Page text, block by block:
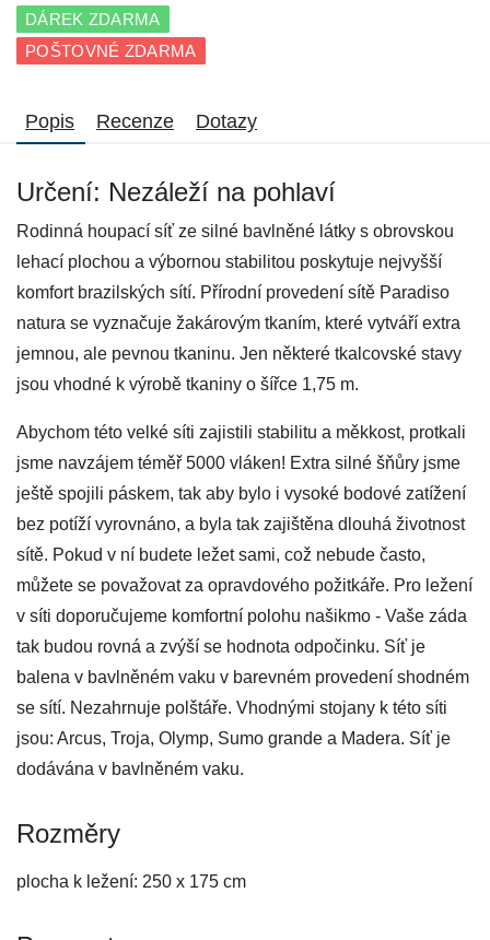
DÁREK ZDARMA
POŠTOVNÉ ZDARMA
Popis Recenze Dotazy
Určení: Nezáleží na pohlaví
Rodinná houpací síť ze silné bavlněné látky s obrovskou
lehací plochou a výbornou stabilitou poskytuje nejvyšší
komfort brazilských sítí. Přírodní provedení sítě Paradiso
natura se vyznačuje žakárovým tkaním, které vytváří extra
jemnou, ale pevnou tkaninu. Jen některé tkalcovské stavy
jsou vhodné k výrobě tkaniny o šířce 1,75 m.
Abychom této velké síti zajistili stabilitu a měkkost, protkali
jsme navzájem téměř 5000 vláken! Extra silné šňůry jsme
ještě spojili páskem, tak aby bylo i vysoké bodové zatížení
bez potíží vyrovnáno, a byla tak zajištěna dlouhá životnost
sítě. Pokud v ní budete ležet sami, což nebude často,
můžete se považovat za opravdového požitkáře. Pro ležení
v síti doporučujeme komfortní polohu našikmo - Vaše záda
tak budou rovná a zvýší se hodnota odpočinku. Síť je
balena v bavlněném vaku v barevném provedení shodném
se sítí. Nezahrnuje polštáře. Vhodnými stojany k této síti
jsou: Arcus, Troja, Olymp, Sumo grande a Madera. Síť je
dodávána v bavlněném vaku.
Rozměry
plocha k ležení: 250 x 175 cm